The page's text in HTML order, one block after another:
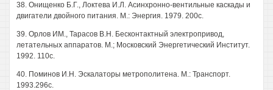
38. Онищенко Б.Г., Локтева И.Л. Асинхронно-вентильные каскады и
двигатели двойного питания. М.: Энергия. 1979. 200с.
39. Орлов ИМ., Тарасов В.Н. Бесконтактный электропривод,
летательных аппаратов. М.; Московский Энергетический Институт.
1992. 110с.
40. Поминов И.Н. Эскалаторы метрополитена. М.: Транспорт.
1993.296с.